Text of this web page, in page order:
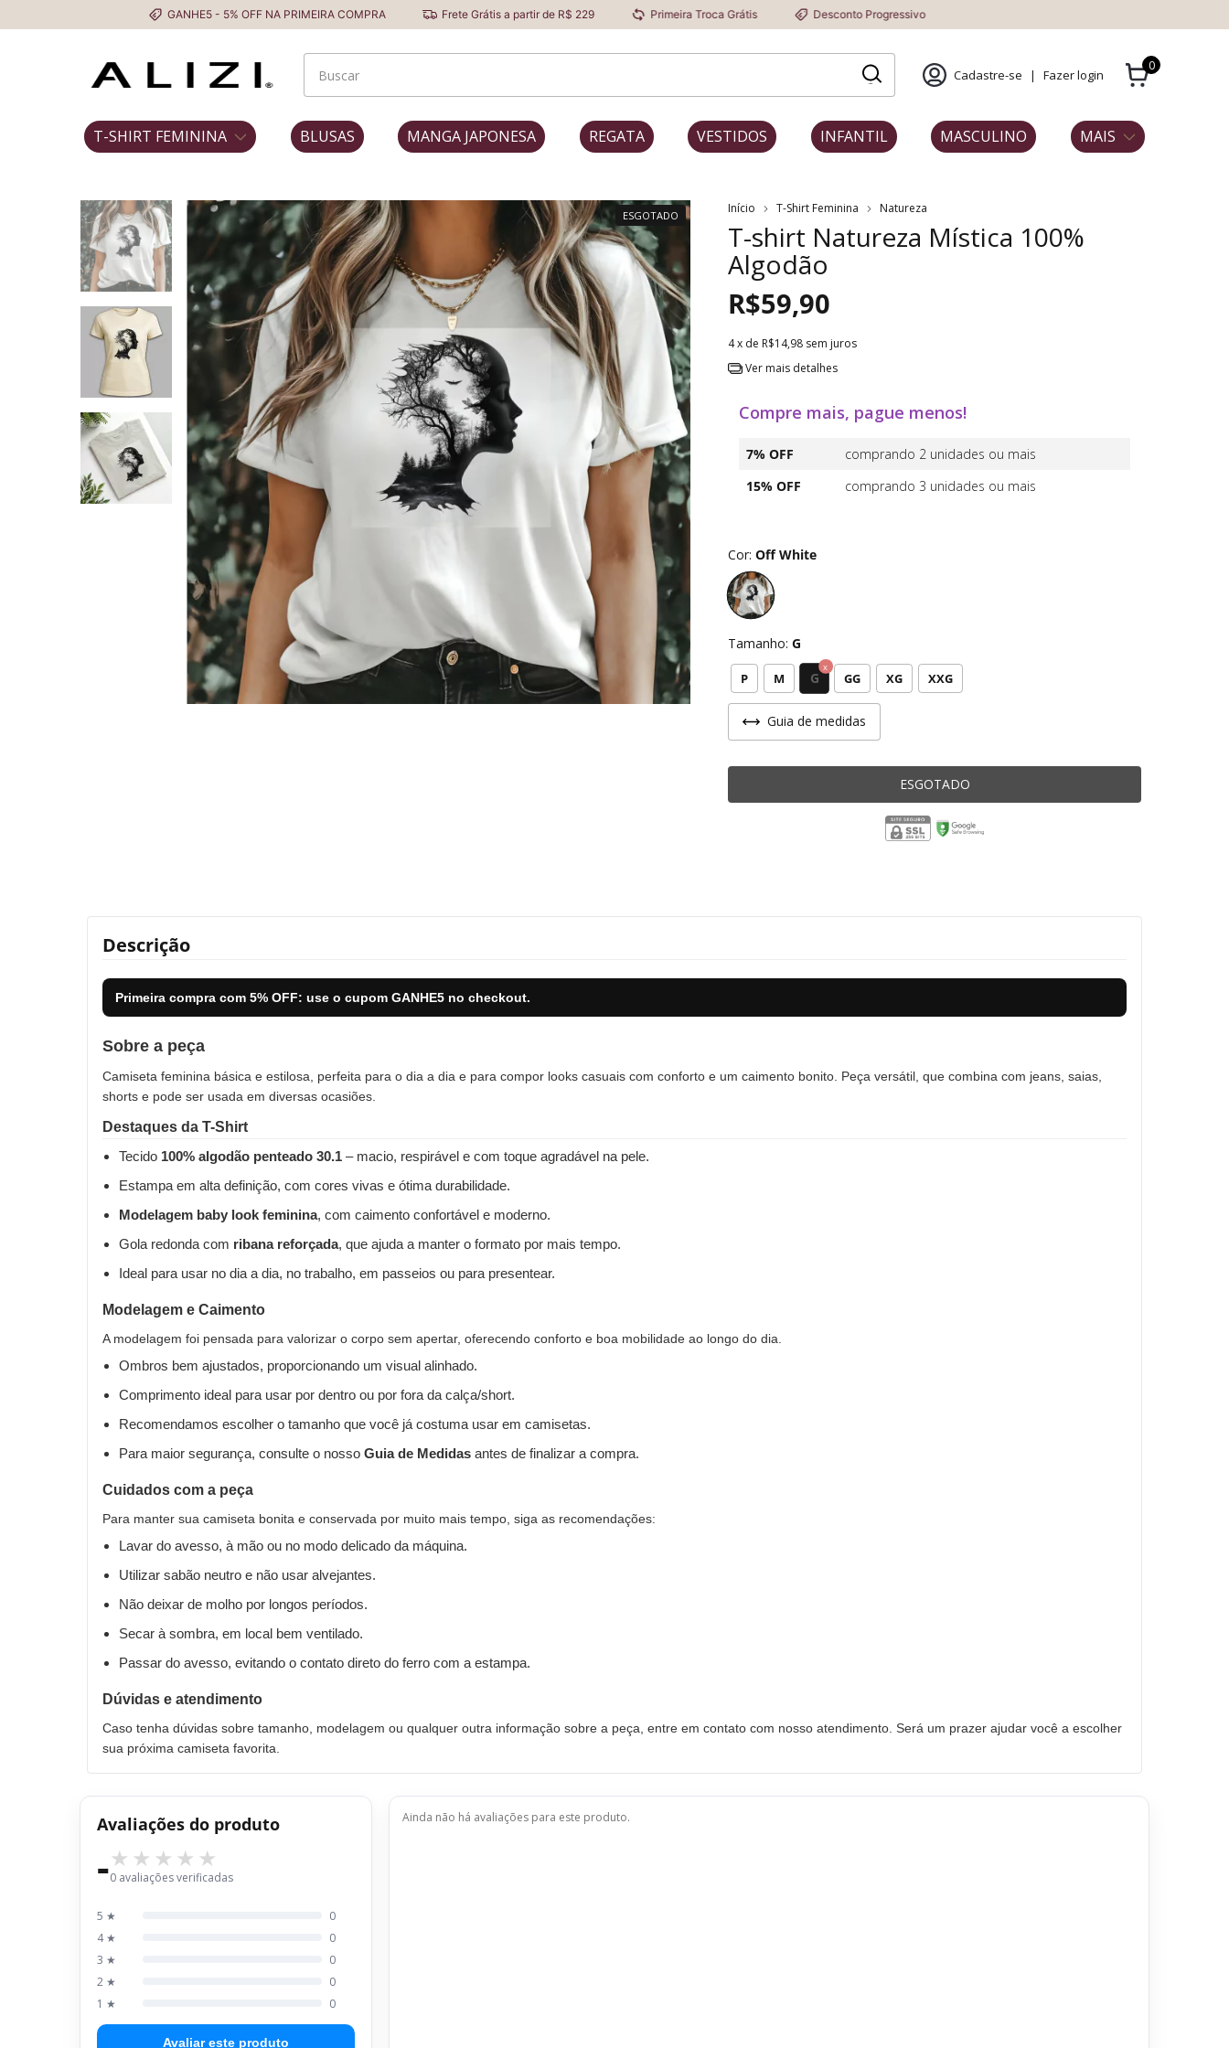
GANHE5 - 5% OFF NA PRIMEIRA COMPRA Frete Grátis a partir de R$ 229 Primeira Troca Grátis Desconto Progressivo
Cadastre-se | Fazer login
0
T-SHIRT FEMININA BLUSAS MANGA JAPONESA REGATA VESTIDOS INFANTIL MASCULINO MAIS
ESGOTADO Início T-Shirt Feminina Natureza
T-shirt Natureza Mística 100%
Algodão
R$59,90
4x de R$14,98 sem juros
Ver mais detalhes
Compre mais, pague menos!
7% OFF
comprando 2 unidades ou mais
15% OFF
comprando 3 unidades ou mais
Cor: Off White
Tamanho: G
P M G GG XG XXG
Guia de medidas
Descrição
Primeira compra com 5% OFF: use o cupom GANHE5 no checkout.
Sobre a peça
Camiseta feminina básica e estilosa, perfeita para o dia a dia e para compor looks casuais com conforto e um caimento bonito. Peça versátil, que combina com jeans, saias,
shorts e pode ser usada em diversas ocasiões.
Destaques da T-Shirt
Tecido 100% algodão penteado 30.1 – macio, respirável e com toque agradável na pele.
Estampa em alta definição, com cores vivas e ótima durabilidade.
Modelagem baby look feminina, com caimento confortável e moderno.
Gola redonda com ribana reforçada, que ajuda a manter o formato por mais tempo.
Ideal para usar no dia a dia, no trabalho, em passeios ou para presentear.
Modelagem e Caimento
A modelagem foi pensada para valorizar o corpo sem apertar, oferecendo conforto e boa mobilidade ao longo do dia.
Ombros bem ajustados, proporcionando um visual alinhado.
Comprimento ideal para usar por dentro ou por fora da calça/short.
Recomendamos escolher o tamanho que você já costuma usar em camisetas.
Para maior segurança, consulte o nosso Guia de Medidas antes de finalizar a compra.
Cuidados com a peça
Para manter sua camiseta bonita e conservada por muito mais tempo, siga as recomendações:
Lavar do avesso, à mão ou no modo delicado da máquina.
Utilizar sabão neutro e não usar alvejantes.
Não deixar de molho por longos períodos.
Secar à sombra, em local bem ventilado.
Passar do avesso, evitando o contato direto do ferro com a estampa.
Dúvidas e atendimento
Caso tenha dúvidas sobre tamanho, modelagem ou qualquer outra informação sobre a peça, entre em contato com nosso atendimento. Será um prazer ajudar você a escolher
sua próxima camiseta favorita.
Avaliações do produto
-0 avaliações verificadas
5 ★
0
4 ★
0
3 ★
0
2 ★
0
1 ★
0
Avaliar este produto
Ainda não há avaliações para este produto.